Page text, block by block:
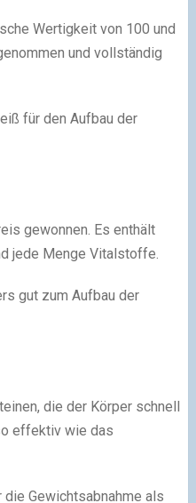
Wertigkeit von 100 und
und vollständig
für den Aufbau der
gewonnen. Es enthält
jede Menge Vitalstoffe.
gut zum Aufbau der
die der Körper schnell
effektiv wie das
Gewichtsabnahme als